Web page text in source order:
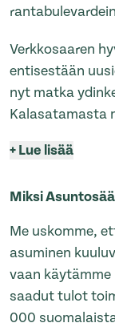
Verkkosaaren
entisestään
nyt matka
Kalasatamasta
+Lue lisää
Miksi
Me uskomme,
asuminen
vaan
saadut tulot
000